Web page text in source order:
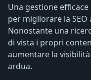
Una gestione
per migliorare la
Nonostante una
di vista i propri
aumentare la
ardua.